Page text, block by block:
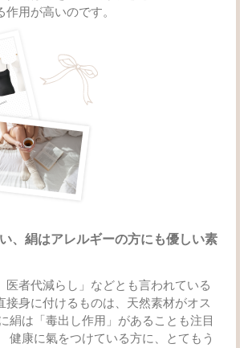
用が高いのです。
、絹はアレルギーの方にも優しい素
医者代減らし」などとも言われている
接身に付けるものは、天然素材がオス
絹は「毒出し作用」があることも注目
健康に氣をつけている方に、とてもう